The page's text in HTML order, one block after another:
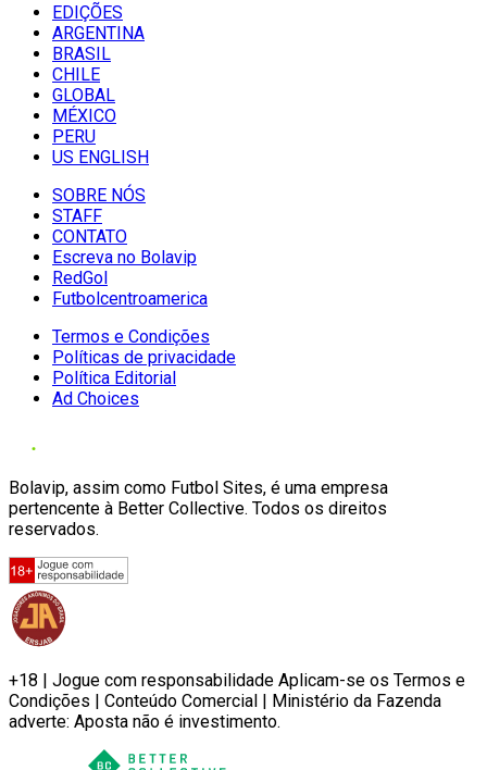
EDIÇÕES
ARGENTINA
BRASIL
CHILE
GLOBAL
MÉXICO
PERU
US ENGLISH
SOBRE NÓS
STAFF
CONTATO
Escreva no Bolavip
RedGol
Futbolcentroamerica
Termos e Condições
Políticas de privacidade
Política Editorial
Ad Choices
Bolavip, assim como Futbol Sites, é uma empresa
pertencente à Better Collective. Todos os direitos
reservados.
+18 | Jogue com responsabilidade Aplicam-se os Termos e
Condições | Conteúdo Comercial | Ministério da Fazenda
adverte: Aposta não é investimento.